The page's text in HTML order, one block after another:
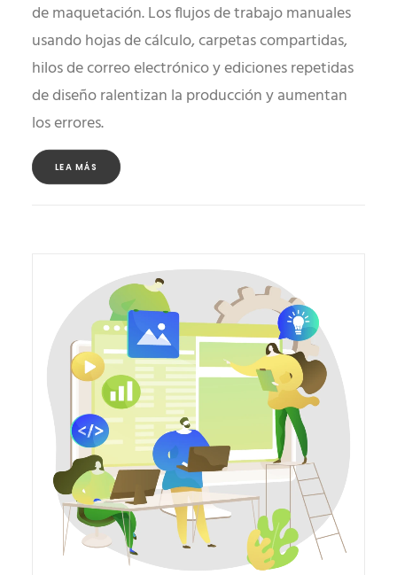
de maquetación. Los flujos de trabajo manuales
usando hojas de cálculo, carpetas compartidas,
hilos de correo electrónico y ediciones repetidas
de diseño ralentizan la producción y aumentan
los errores.
LEA MÁS